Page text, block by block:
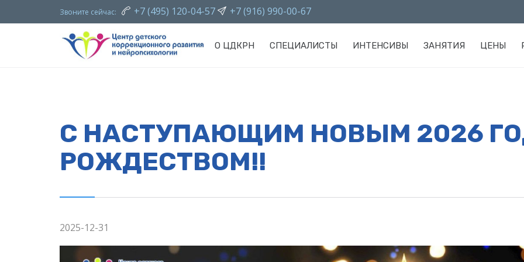
Звоните сейчас:  +7 (495) 120-04-57  +7 (916) 990-00-67
О ЦДКРН СПЕЦИАЛИСТЫ ИНТЕНСИВЫ ЗАНЯТИЯ ЦЕНЫ
С НАСТУПАЮЩИМ НОВЫМ 2026
РОЖДЕСТВОМ!!
2025-12-31